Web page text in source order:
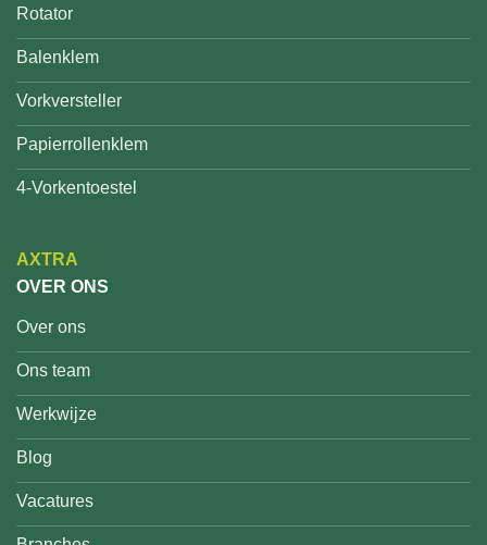
Rotator
Balenklem
Vorkversteller
Papierrollenklem
4-Vorkentoestel
AXTRA
OVER ONS
Over ons
Ons team
Werkwijze
Blog
Vacatures